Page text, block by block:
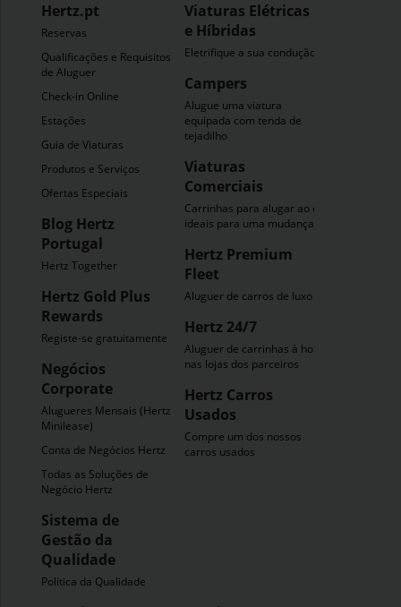
Hertz.pt
Reservas
Qualificações e Requisitos
de Aluguer
Check-in Online
Estações
Guia de Viaturas
Produtos e Serviços
Ofertas Especiais
Blog Hertz
Portugal
Hertz Together
Hertz Gold Plus
Rewards
Registe-se gratuitamente
Negócios
Corporate
Alugueres Mensais (Hertz
Minilease)
Conta de Negócios Hertz
Todas as Soluções de
Negócio Hertz
Sistema de
Gestão da
Qualidade
Política da Qualidade
Viaturas Elétricas
e Híbridas
Eletrifique a sua condução
Campers
Alugue uma viatura
equipada com tenda de
tejadilho
Viaturas
Comerciais
Carrinhas para alugar ao dia
ideais para uma mudança
Hertz Premium
Fleet
Aluguer de carros de luxo
Hertz 24/7
Aluguer de carrinhas à hora
nas lojas dos parceiros
Hertz Carros
Usados
Compre um dos nossos
carros usados